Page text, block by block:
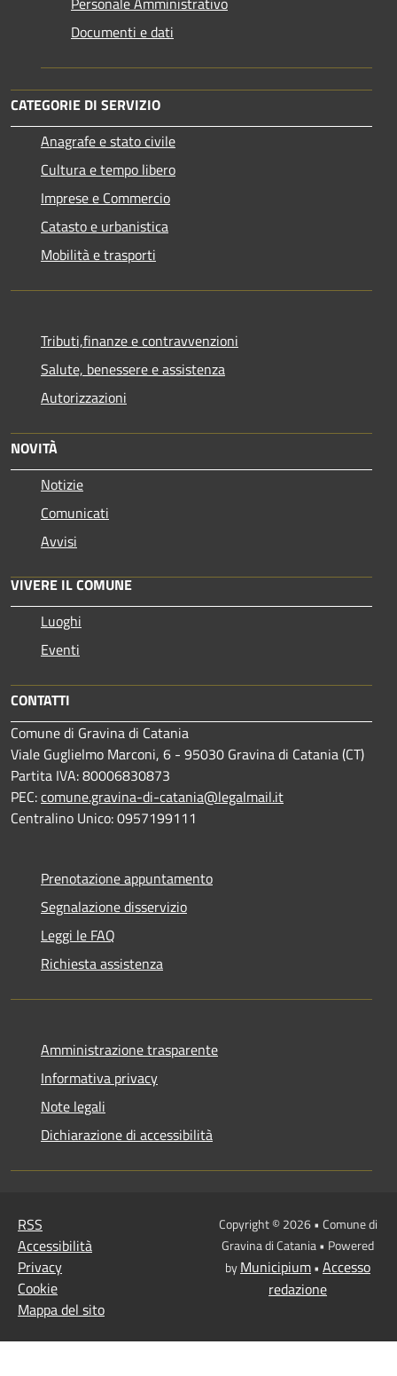
Documenti e dati
CATEGORIE DI SERVIZIO
Anagrafe e stato civile
Cultura e tempo libero
Imprese e Commercio
Catasto e urbanistica
Mobilità e trasporti
Tributi,finanze e contravvenzioni
Salute, benessere e assistenza
Autorizzazioni
NOVITÀ
Notizie
Comunicati
Avvisi
VIVERE IL COMUNE
Luoghi
Eventi
CONTATTI
Comune di Gravina di Catania
Viale Guglielmo Marconi, 6 - 95030 Gravina di Catania (CT)
Partita IVA: 80006830873
PEC:comune.gravina-di-catania@legalmail.it
Centralino Unico: 0957199111
Prenotazione appuntamento
Segnalazione disservizio
Leggi le FAQ
Richiesta assistenza
Amministrazione trasparente
Informativa privacy
Note legali
Dichiarazione di accessibilità
RSS
Accessibilità
Privacy
Cookie
Mappa del sito
Copyright © 2026 • Comune di
Gravina di Catania • Powered
byMunicipium• Accesso
redazione